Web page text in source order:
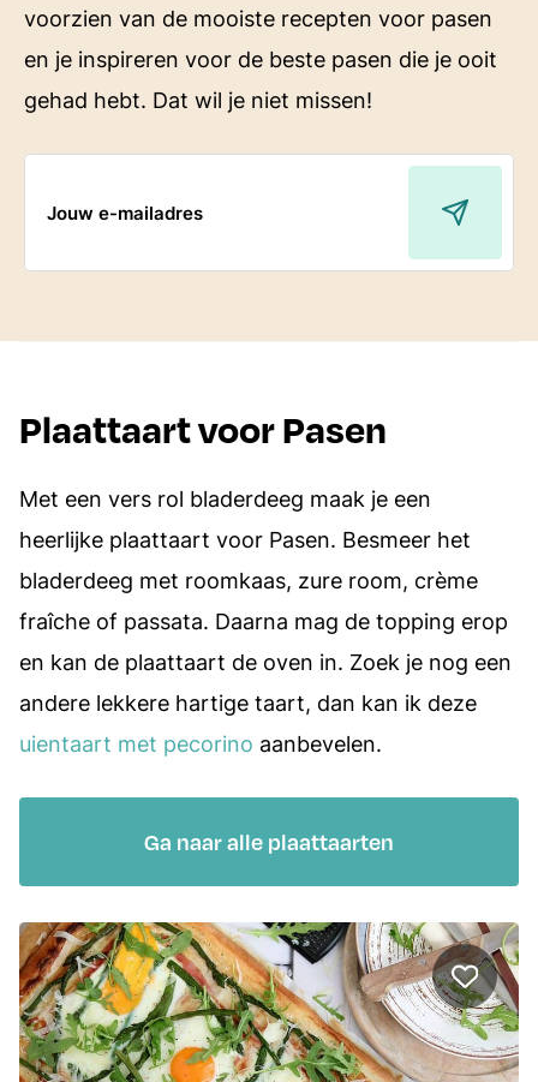
voorzien van de mooiste recepten voor pasen
en je inspireren voor de beste pasen die je ooit
gehad hebt. Dat wil je niet missen!
mailadres
Plaattaart voor Pasen
Ga naar alle plaattaarten
Met een vers rol bladerdeeg maak je een
heerlijke plaattaart voor Pasen. Besmeer het
bladerdeeg met roomkaas, zure room, crème
fraîche of passata. Daarna mag de topping erop
en kan de plaattaart de oven in. Zoek je nog een
andere lekkere hartige taart, dan kan ik deze
uientaart met pecorino aanbevelen.